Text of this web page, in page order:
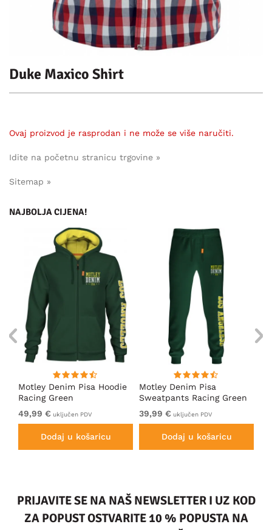
Duke Maxico Shirt
Ovaj proizvod je rasprodan i ne može se više naručiti.
Idite na početnu stranicu trgovine »
Sitemap »
NAJBOLJA CIJENA!
Motley Denim Pisa Hoodie
Racing Green
49,99 € uključen PDV
Dodaj u košaricu
Motley Denim Pisa
Sweatpants Racing Green
39,99 € uključen PDV
Dodaj u košaricu
PRIJAVITE SE NA NAŠ NEWSLETTER I UZ KOD
ZA POPUST OSTVARITE 10 % POPUSTA NA